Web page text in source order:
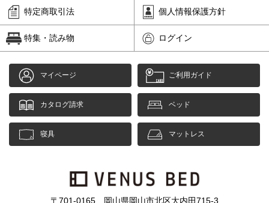
特定商取引法 個人情報保護方針
特集・読み物 ログイン
マイページ ご利用ガイド
カタログ請求 ベッド
寝具 マットレス
〒701-0165 岡山県岡山市北区大内田715-3